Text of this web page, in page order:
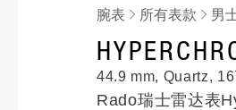
腕表 所有表款 男
44.9 mm, Quartz,
Rado瑞士雷达表